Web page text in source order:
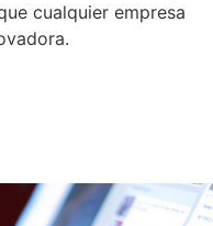
cualquier empresa